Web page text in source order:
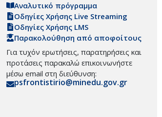
Αναλυτικό πρόγραμμα
Οδηγίες Χρήσης Live Streaming
Οδηγίες Χρήσης LMS
Παρακολούθηση από αποφοίτους
Για τυχόν ερωτήσεις, παρατηρήσεις και
προτάσεις παρακαλώ επικοινωνήστε
μέσω email στη διεύθυνση:
psfrontistirio@minedu.gov.gr